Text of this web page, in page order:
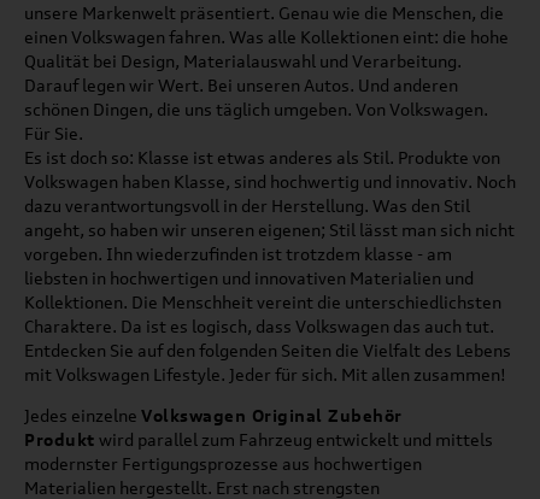
unsere Markenwelt präsentiert. Genau wie die Menschen, die
einen Volkswagen fahren. Was alle Kollektionen eint: die hohe
Qualität bei Design, Materialauswahl und Verarbeitung.
Darauf legen wir Wert. Bei unseren Autos. Und anderen
schönen Dingen, die uns täglich umgeben. Von Volkswagen.
Für Sie.
Es ist doch so: Klasse ist etwas anderes als Stil. Produkte von
Volkswagen haben Klasse, sind hochwertig und innovativ. Noch
dazu verantwortungsvoll in der Herstellung. Was den Stil
angeht, so haben wir unseren eigenen; Stil lässt man sich nicht
vorgeben. Ihn wiederzufinden ist trotzdem klasse - am
liebsten in hochwertigen und innovativen Materialien und
Kollektionen. Die Menschheit vereint die unterschiedlichsten
Charaktere. Da ist es logisch, dass Volkswagen das auch tut.
Entdecken Sie auf den folgenden Seiten die Vielfalt des Lebens
mit Volkswagen Lifestyle. Jeder für sich. Mit allen zusammen!
Jedes einzelne Volkswagen Original Zubehör
Produkt wird parallel zum Fahrzeug entwickelt und mittels
modernster Fertigungsprozesse aus hochwertigen
Materialien hergestellt. Erst nach strengsten